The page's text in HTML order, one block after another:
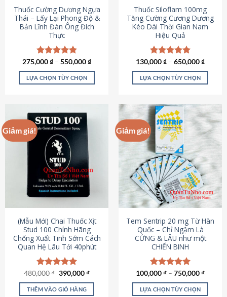
chọn
trên
trang
sản
phẩm
được
chọn
trên
trang
sản
phẩm
Thuốc Cường Dương Ngựa
Thái – Lấy Lại Phong Độ &
Bản Lĩnh Đàn Ông Đích
Thực
Được xếp
hạng4.87
5 sao
275,000₫ – 550,000₫
LỰA CHỌN TÙY CHỌN
có
nhiều
biến
thể.
Các
tùy
chọn
được
chọn
trên
trang
sản
phẩm
Thuốc Siloflam 100mg
Tăng Cường Cương Dương
Kéo Dài Thời Gian Nam
Hiệu Quả
Được xếp
hạng5.00
5 sao
130,000₫ – 650,000₫
LỰA CHỌN TÙY CHỌN
này
có
nhiều
biến
thể.
Các
tùy
chọn
có
thể
chọn
trên
trang
sản
phẩm
Giảm giá!
(Mẫu Mới) Chai Thuốc Xịt
Stud 100 Chính Hãng
Chống Xuất Tinh Sớm Cách
Quan Hệ Lâu Tới 40phút
Được xếp
hạng5.00
5 sao
480,000₫ Giá
là:
480,000 ₫.
390,000₫Giá
tại
THÊM VÀO GIỎ HÀNG
Giảm giá!
Tem Sentrip 20 mg Từ Hàn
Quốc – Chỉ Ngậm Là
CỨNG & LÂU như một
CHIẾN BINH
Được xếp
hạng5.00
5 sao
100,000₫ – 750,000₫
LỰA CHỌN TÙY CHỌN